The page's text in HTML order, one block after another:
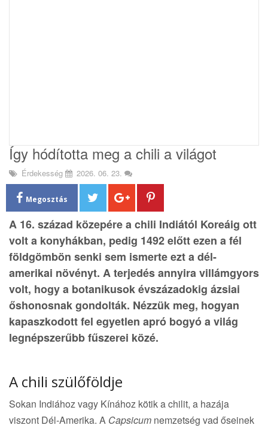
Így hódította meg a chili a világot
Érdekesség 2026. 06. 23.
Megosztás
A 16. század közepére a chili Indiától Koreáig ott
volt a konyhákban, pedig 1492 előtt ezen a fél
földgömbön senki sem ismerte ezt a dél-
amerikai növényt. A terjedés annyira villámgyors
volt, hogy a botanikusok évszázadokig ázsiai
őshonosnak gondolták. Nézzük meg, hogyan
kapaszkodott fel egyetlen apró bogyó a világ
legnépszerűbb fűszerei közé.
A chili szülőföldje
Sokan Indiához vagy Kínához kötik a chilit, a hazája
viszont Dél-Amerika. A Capsicum nemzetség vad őseinek